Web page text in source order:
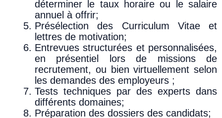
déterminer le taux horaire ou le salaire
annuel à offrir;
Présélection des Curriculum Vitae et
lettres de motivation;
Entrevues structurées et personnalisées,
en présentiel lors de missions de
recrutement, ou bien virtuellement selon
les demandes des employeurs ;
Tests techniques par des experts dans
différents domaines;
Préparation des dossiers des candidats;